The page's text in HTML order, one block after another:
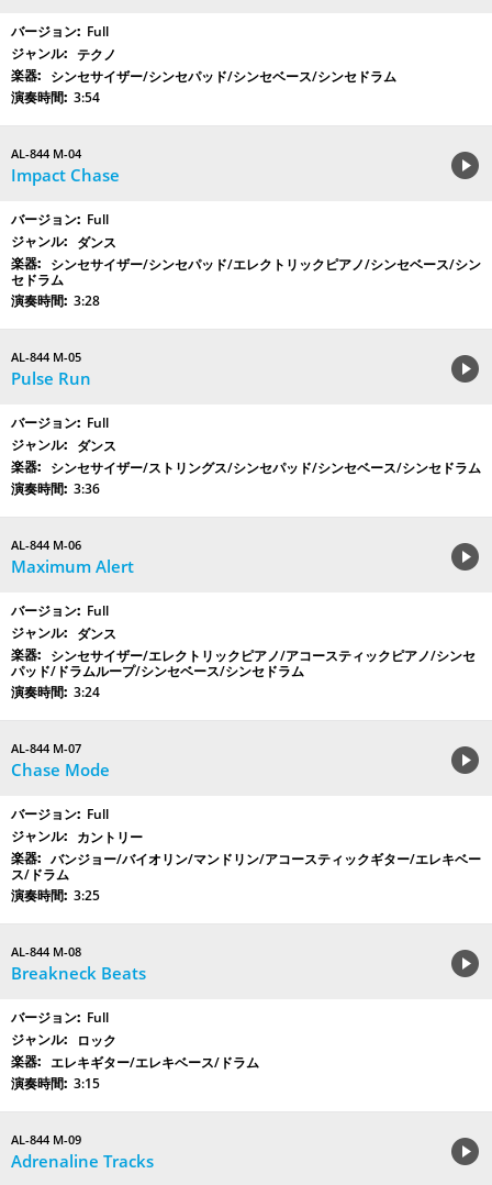
Full
テクノ
シンセサイザー/シンセパッド/シンセベース/シンセドラム
3:54
AL-844 M-04
Impact Chase
Full
ダンス
シンセサイザー/シンセパッド/エレクトリックピアノ/シンセベース/シン
セドラム
3:28
AL-844 M-05
Pulse Run
Full
ダンス
シンセサイザー/ストリングス/シンセパッド/シンセベース/シンセドラム
3:36
AL-844 M-06
Maximum Alert
Full
ダンス
シンセサイザー/エレクトリックピアノ/アコースティックピアノ/シンセ
パッド/ドラムループ/シンセベース/シンセドラム
3:24
AL-844 M-07
Chase Mode
Full
カントリー
バンジョー/バイオリン/マンドリン/アコースティックギター/エレキベー
ス/ドラム
3:25
AL-844 M-08
Breakneck Beats
Full
ロック
エレキギター/エレキベース/ドラム
3:15
AL-844 M-09
Adrenaline Tracks